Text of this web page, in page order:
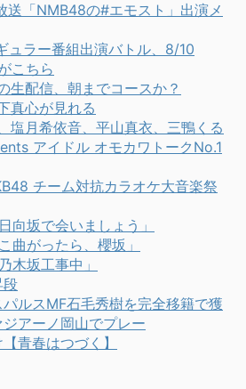
送「NMB48の#エモスト」出演メ
ュラー番組出演バトル、8/10
こちら
生配信、朝までコースか？
真心が見れる
塩月希依音、平山真衣、三鴨くる
アイドル オモカワトークNo.1
チーム対抗カラオケ大音楽祭
坂で会いましょう」
がったら、櫻坂」
坂工事中」
段
ルスMF石毛秀樹を完全移籍で獲
アーノ岡山でプレー
青春はつづく】